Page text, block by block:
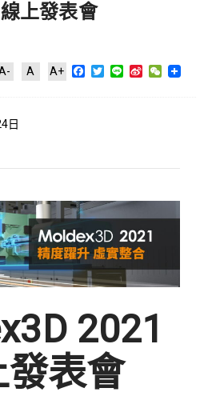
上發表會
A A+ Facebook
Twitter
Line Sina WeChat
日
2021
表會